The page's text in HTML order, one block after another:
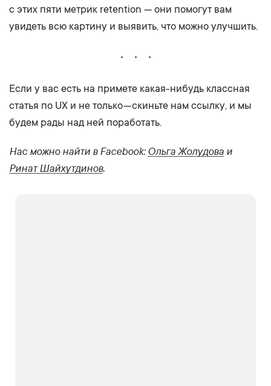
с этих пяти метрик retention — они помогут вам
увидеть всю картину и выявить, что можно улучшить.
Если у вас есть на примете какая-нибудь классная
статья по UX и не только — скиньте нам ссылку, и мы
будем рады над ней поработать.
Нас можно найти в Facebook:Ольга Жолудова и
Ринат Шайхутдинов.